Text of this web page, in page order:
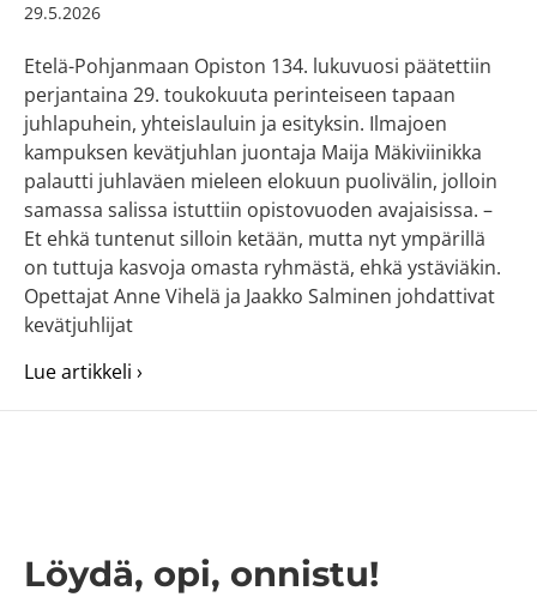
29.5.2026
Etelä-Pohjanmaan Opiston 134. lukuvuosi päätettiin
perjantaina 29. toukokuuta perinteiseen tapaan
juhlapuhein, yhteislauluin ja esityksin. Ilmajoen
kampuksen kevätjuhlan juontaja Maija Mäkiviinikka
palautti juhlaväen mieleen elokuun puolivälin, jolloin
samassa salissa istuttiin opistovuoden avajaisissa. –
Et ehkä tuntenut silloin ketään, mutta nyt ympärillä
on tuttuja kasvoja omasta ryhmästä, ehkä ystäviäkin.
Opettajat Anne Vihelä ja Jaakko Salminen johdattivat
kevätjuhlijat
Lue artikkeli ›
Löydä, opi, onnistu!